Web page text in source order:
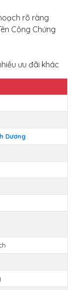
rõ ràng
Công Chứng
ưu đãi khác
Dương